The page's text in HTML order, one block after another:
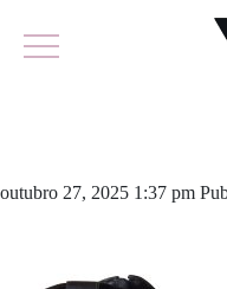
outubro 27, 2025 1:37 pm